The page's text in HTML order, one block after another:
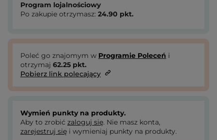
Program lojalnościowy
Po zakupie otrzymasz: 24.90 pkt.
Poleć go znajomym w Programie Poleceń i
otrzymaj 62.25 pkt.
Pobierz link polecający
Wymień punkty na produkty.
Aby to zrobić zaloguj się. Nie masz konta,
zarejestruj się i wymieniaj punkty na produkty.